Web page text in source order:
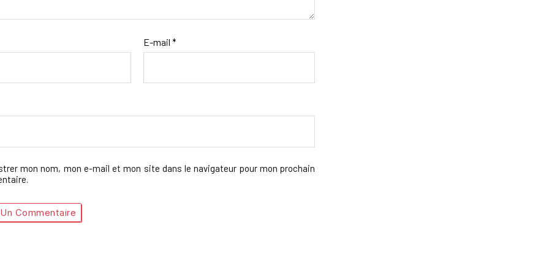
E-mail *
mon nom, mon e-mail et mon site dans le navigateur pour mon prochain